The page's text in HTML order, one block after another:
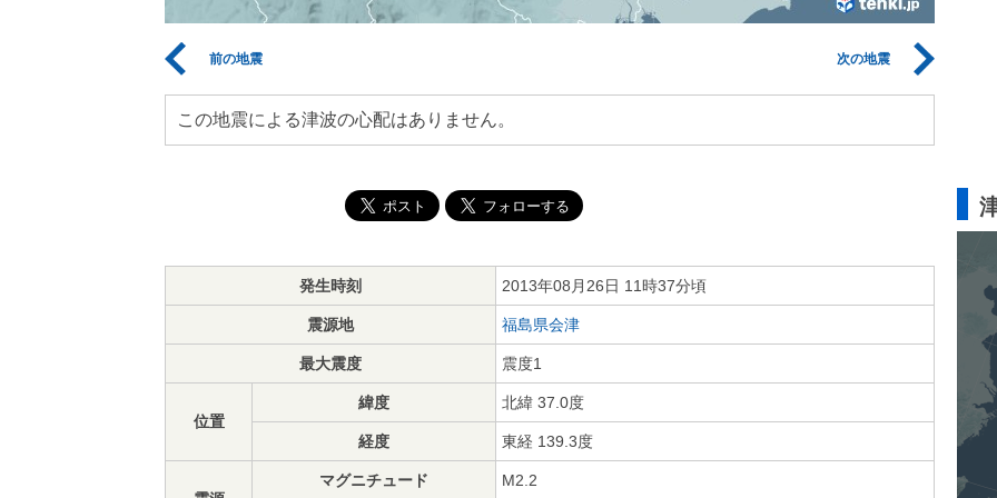
前の地震 次の地震
この地震による津波の心配はありません。
発生時刻 2013年08月26日 11時37分頃
震源地 福島県会津
最大震度 震度1
位置
緯度 北緯 37.0度
経度 東経 139.3度
マグニチュード M2.2